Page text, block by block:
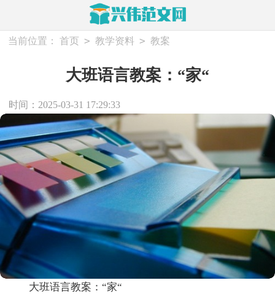
当前位置： 首页 > 教学资料 > 教案
大班语言教案：“家“
时间：2025-03-31 17:29:33
大班语言教案：“家“